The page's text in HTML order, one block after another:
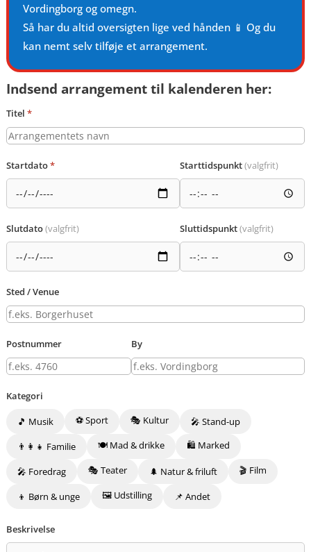
Vordingborg og omegn.
Så har du altid oversigten lige ved hånden 📱 Og du
kan nemt selv tilføje et arrangement.
Indsend arrangement til kalenderen her:
Titel *
Startdato* Starttidspunkt(valgfrit)
Slutdato(valgfrit) Sluttidspunkt(valgfrit)
Sted / Venue
Postnummer By
Kategori
🎵 Musik ⚽ Sport 🎭 Kultur
🎤 Stand-up
👨‍👩‍👧 Familie
🍽️ Mad & drikke 🛍️ Marked
🎤 Foredrag 🎭 Teater 🌲 Natur & friluft 🎬 Film
👦 Børn & unge 🖼️ Udstilling 📌 Andet
Beskrivelse